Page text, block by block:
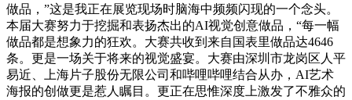
做品，”这是我正在展览现场时脑海中频频闪现的一个念头。
本届大赛努力于挖掘和表扬杰出的AI视觉创意做品，“每一幅
做品都是想象力的狂欢。大赛共收到来自国表里做品达4646
条。更是一场关于将来的视觉盛宴。大赛由深圳市龙岗区人平
易近、上海片子股份无限公司和哔哩哔哩结合从办，AI艺术
海报的创做更是惹人瞩目。更正在思惟深度上激发了不雅众的